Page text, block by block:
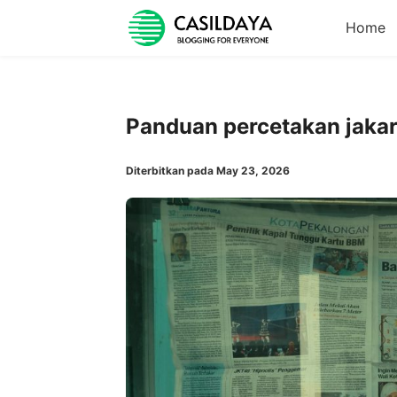
Home
Panduan percetakan
Diterbitkan pada May 23, 2026